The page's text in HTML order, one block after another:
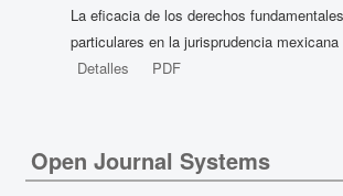
La eficacia de los derechos
particulares en la jurisprudencia mexicana
Detalles
PDF
Open Journal Systems